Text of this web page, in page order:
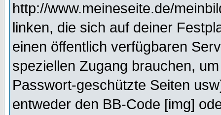
http://www.meineseite.de/
linken, die sich auf deiner
einen öffentlich verfügbaren
speziellen Zugang brauchen,
Passwort-geschützte Seiten
entweder den BB-Code [img]